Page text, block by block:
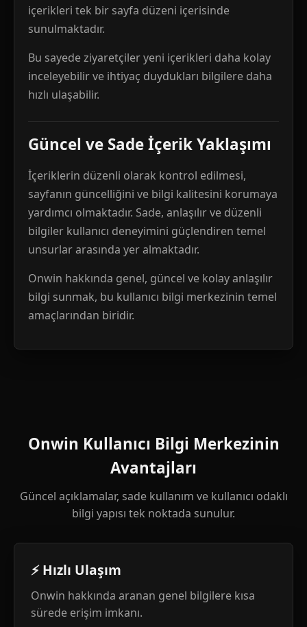
içerikleri tek bir sayfa düzeni içerisinde
sunulmaktadır.
Bu sayede ziyaretçiler yeni içerikleri daha kolay
inceleyebilir ve ihtiyaç duydukları bilgilere daha
hızlı ulaşabilir.
Güncel ve Sade İçerik Yaklaşımı
İçeriklerin düzenli olarak kontrol edilmesi,
sayfanın güncelliğini ve bilgi kalitesini korumaya
yardımcı olmaktadır. Sade, anlaşılır ve düzenli
bilgiler kullanıcı deneyimini güçlendiren temel
unsurlar arasında yer almaktadır.
Onwin hakkında genel, güncel ve kolay anlaşılır
bilgi sunmak, bu kullanıcı bilgi merkezinin temel
amaçlarından biridir.
Onwin Kullanıcı Bilgi Merkezinin
Avantajları
Güncel açıklamalar, sade kullanım ve kullanıcı odaklı
bilgi yapısı tek noktada sunulur.
⚡ Hızlı Ulaşım
Onwin hakkında aranan genel bilgilere kısa
sürede erişim imkanı.